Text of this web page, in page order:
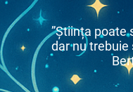
”Știința poate
dar nu trebuie